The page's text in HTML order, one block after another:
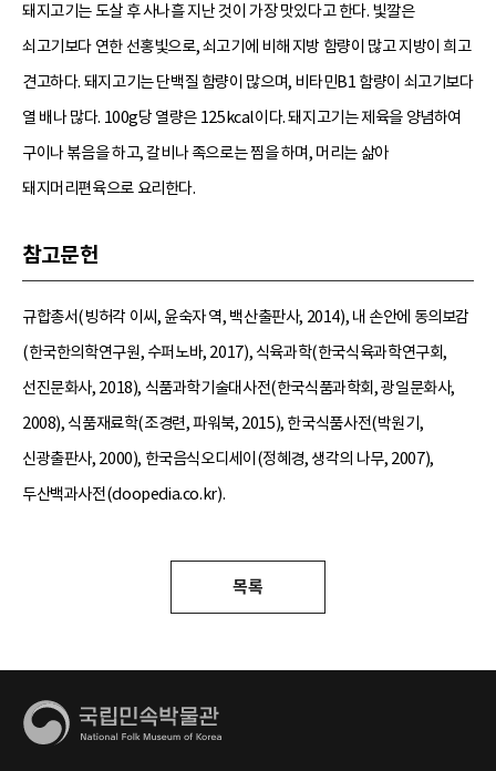
돼지고기는 도살 후 사나흘 지난 것이 가장 맛있다고 한다. 빛깔은
쇠고기보다 연한 선홍빛으로, 쇠고기에 비해 지방 함량이 많고 지방이 희고
견고하다. 돼지고기는 단백질 함량이 많으며, 비타민B1 함량이 쇠고기보다
열 배나 많다. 100g당 열량은 125kcal이다. 돼지고기는 제육을 양념하여
구이나 볶음을 하고, 갈비나 족으로는 찜을 하며, 머리는 삶아
돼지머리편육으로 요리한다.
참고문헌
규합총서(빙허각 이씨, 윤숙자 역, 백산출판사, 2014), 내 손안에 동의보감
(한국한의학연구원, 수퍼노바, 2017), 식육과학(한국식육과학연구회,
선진문화사, 2018), 식품과학기술대사전(한국식품과학회, 광일문화사,
2008), 식품재료학(조경련, 파워북, 2015), 한국식품사전(박원기,
신광출판사, 2000), 한국음식오디세이(정혜경, 생각의 나무, 2007),
두산백과사전(doopedia.co.kr).
목록